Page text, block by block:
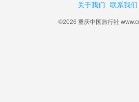
关于我们 联系我们
©2026 重庆中国旅行社